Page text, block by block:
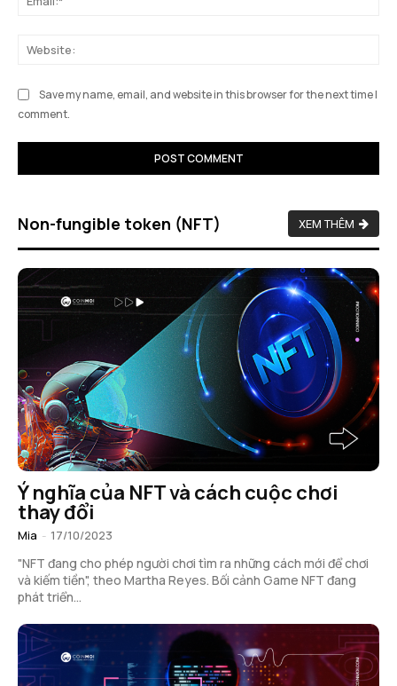
Save my name, email, and website in this browser for the next time I
comment.
Non-fungible token (NFT) XEM THÊM
Ý nghĩa của NFT và cách cuộc chơi
thay đổi
Mia - 17/10/2023
"NFT đang cho phép người chơi tìm ra những cách mới để chơi
và kiếm tiền", theo Martha Reyes. Bối cảnh Game NFT đang
phát triển...